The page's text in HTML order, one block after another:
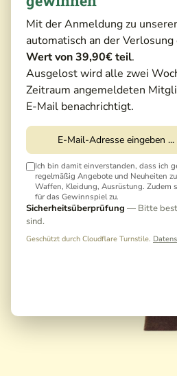
Mit der Anmeldung zu
automatisch an der Verlosung
Wert von 39,90€ teil.
Ausgelost wird alle zwei
Zeitraum angemeldeten
E-Mail benachrichtigt.
Ich bin damit einverstanden, dass ich
regelmäßig Angebote und Neuheiten
Waffen, Kleidung, Ausrüstung. Zudem
für das Gewinnspiel zu.
Sicherheitsüberprüfung — Bitte
sind.
Geschützt durch Cloudflare Turnstile.